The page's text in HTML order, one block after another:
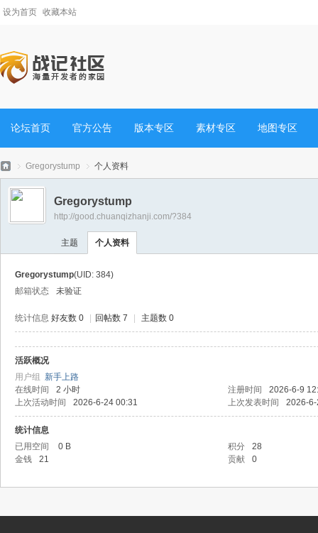
设为首页 收藏本站
论坛首页 官方公告 版本专区 素材专区 地图专区
›
Gregorystump 个人资料
Gregorystump
http://good.chuanqizhanji.com/?384
主题 个人资料
Gregorystump(UID: 384)
邮箱状态
未验证
统计信息 好友数 0 回帖数 7 主题数 0
活跃概况
用户组 新手上路
在线时间
2 小时 注册时间
2026-6-9
上次活动时间
2026-6-24 00:31 上次发表时间 2026-
统计信息
已用空间
0 B 积分
28
金钱
21 贡献 0